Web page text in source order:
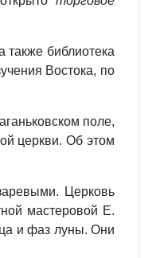
также библиотека
Востока, по
поле,
церкви. Об этом
Церковь
мастеровой Е.
и фаз луны. Они